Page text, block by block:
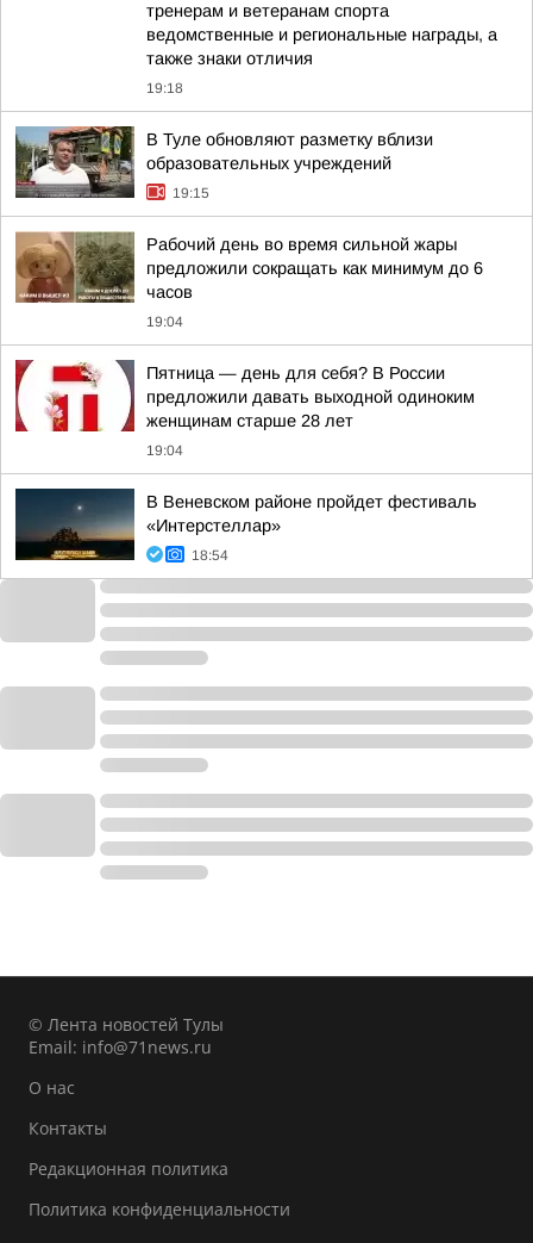
тренерам и ветеранам спорта
ведомственные и региональные награды, а
также знаки отличия
19:18
В Туле обновляют разметку вблизи
образовательных учреждений
19:15
Рабочий день во время сильной жары
предложили сокращать как минимум до 6
часов
19:04
Пятница — день для себя? В России
предложили давать выходной одиноким
женщинам старше 28 лет
19:04
В Веневском районе пройдет фестиваль
«Интерстеллар»
18:54
© Лента новостей Тулы
Email: info@71news.ru
О нас
Контакты
Редакционная политика
Политика конфиденциальности